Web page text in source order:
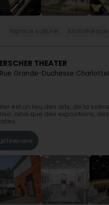
THEATER
Grande-Duchesse Charlotte
est un lieu des arts, de la
ainsi que des expositions,
Itinéraire